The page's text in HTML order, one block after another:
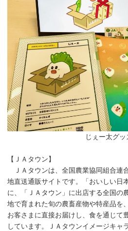
じぇー太グッ
【ＪＡタウン】
ＪＡタウンは、全国農業協同組合連
地直送通販サイトです。「おいしい日
に、「ＪＡタウン」に出店する全国の
地で育まれた旬の農畜産物や特産品を
お客さまに直接お届けし、食を通じて
しています。ＪＡタウンイメージキャ